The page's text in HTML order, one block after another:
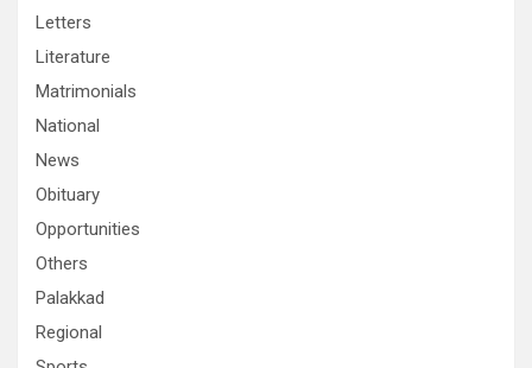
Letters
Literature
Matrimonials
National
News
Obituary
Opportunities
Others
Palakkad
Regional